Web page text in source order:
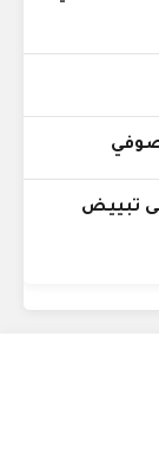
تبييض